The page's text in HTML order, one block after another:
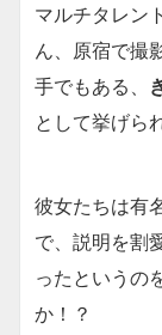
マルチタレン
ん、原宿で撮
手でもある、
として挙げら
彼女たちは有
で、説明を割
ったというの
か！？